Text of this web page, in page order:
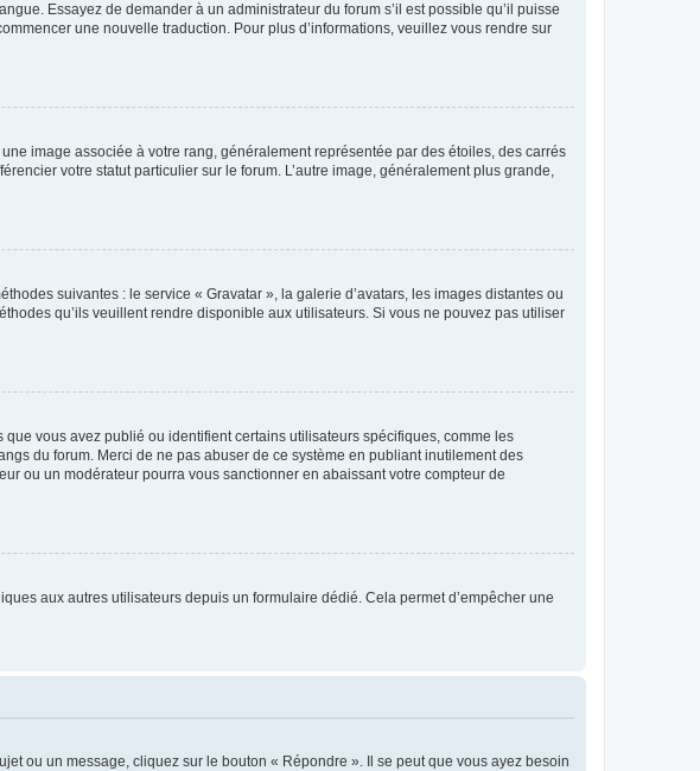
Essayez de demander à un administrateur du forum s’il est possible qu’il puisse
une nouvelle traduction. Pour plus d’informations, veuillez vous rendre sur
image associée à votre rang, généralement représentée par des étoiles, des carrés
votre statut particulier sur le forum. L’autre image, généralement plus grande,
suivantes : le service « Gravatar », la galerie d’avatars, les images distantes ou
qu’ils veuillent rendre disponible aux utilisateurs. Si vous ne pouvez pas utiliser
vous avez publié ou identifient certains utilisateurs spécifiques, comme les
du forum. Merci de ne pas abuser de ce système en publiant inutilement des
ou un modérateur pourra vous sanctionner en abaissant votre compteur de
aux autres utilisateurs depuis un formulaire dédié. Cela permet d’empêcher une
ou un message, cliquez sur le bouton « Répondre ». Il se peut que vous ayez besoin